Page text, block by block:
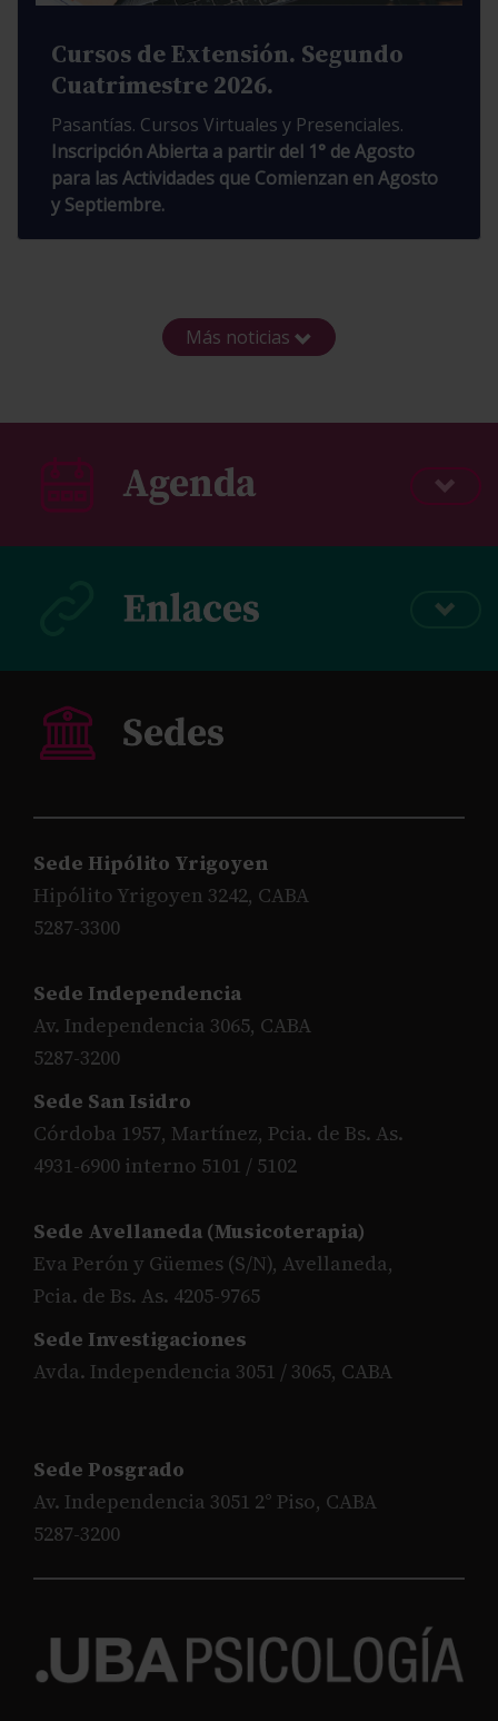
Cursos de Extensión. Segundo
Cuatrimestre 2026.
Pasantías. Cursos Virtuales y Presenciales.
Inscripción Abierta a partir del 1° de Agosto
para las Actividades que Comienzan en Agosto
y Septiembre.
Más noticias
Sede Hipólito Yrigoyen
Hipólito Yrigoyen 3242, CABA
5287-3300
Sede Independencia
Av. Independencia 3065, CABA
5287-3200
Sede San Isidro
Córdoba 1957, Martínez, Pcia. de Bs. As.
4931-6900 interno 5101 / 5102
Sede Avellaneda (Musicoterapia)
Eva Perón y Güemes (S/N), Avellaneda,
Pcia. de Bs. As. 4205-9765
Sede Investigaciones
Avda. Independencia 3051 / 3065, CABA
Sede Posgrado
Av. Independencia 3051 2° Piso, CABA
5287-3200